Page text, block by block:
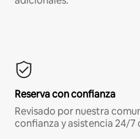
Reserva con confianza
Revisado por nuestra
confianza y asistencia 24/